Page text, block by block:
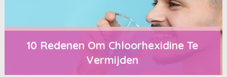
10 Redenen Om Chloorhexidine Te
Vermijden